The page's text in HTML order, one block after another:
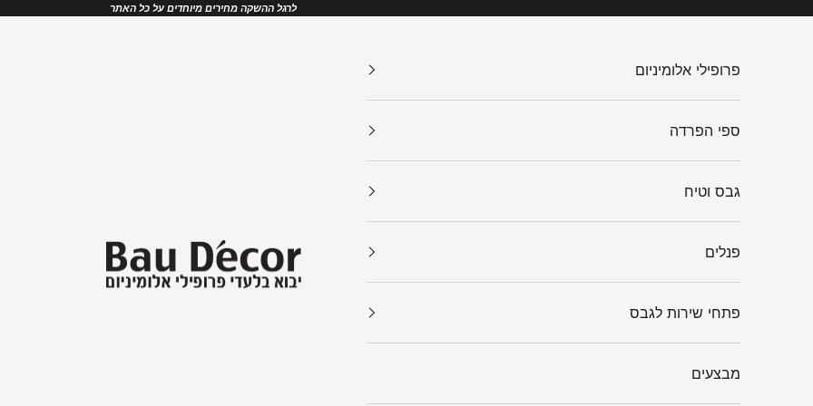
לרגל ההשקה מחירים מיוחדים על כל האתר
Bau Decor
פרופילי אלומיניום
ספי הפרדה
גבס וטיח
פנלים
פתחי שירות לגבס
מבצעים